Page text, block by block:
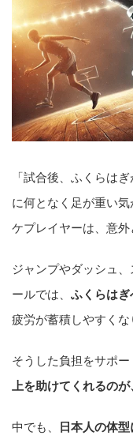
「試合後、ふくらは
に何となく足が重い
ケプレイヤーは、意外
ジャンプやダッシュ
ールでは、 ふくらはぎ
疲労が蓄積しやすくな
そうした負担をサポー
上を助けてくれるの
中でも、
日本人の体